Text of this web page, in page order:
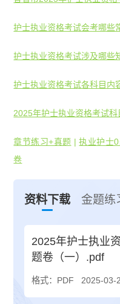
护士执业资格考试会考哪些
护士执业资格考试涉及哪些
护士执业资格考试各科目内
2025年护士执业资格考试科
章节练习+真题 |执业护士
卷
资料下载 金题练
2025年护士执业
题卷（一）.pdf
格式：PDF 2025-03-